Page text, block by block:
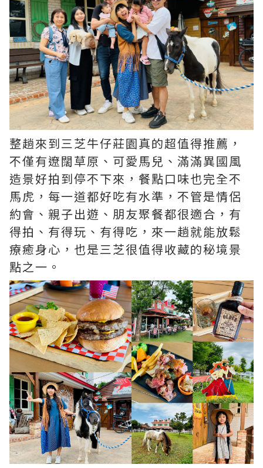
整趟來到三芝牛仔莊園真的超值得推薦，
不僅有遼闊草原、可愛馬兒、滿滿異國風
造景好拍到停不下來，餐點口味也完全不
馬虎，每一道都好吃有水準，不管是情侶
約會、親子出遊、朋友聚餐都很適合，有
得拍、有得玩、有得吃，來一趟就能放鬆
療癒身心，也是三芝很值得收藏的秘境景
點之一。